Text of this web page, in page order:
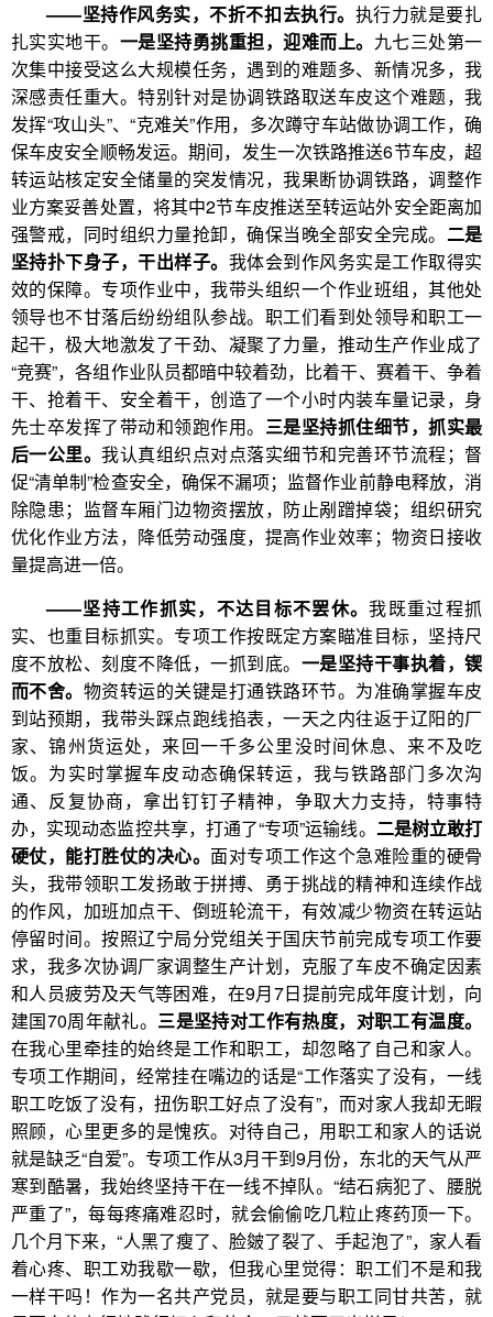
——坚持作风务实，不折不扣去执行。 执行力就是要扎
扎实实地干。 一是坚持勇挑重担，迎难而上。 九七三处第一
次集中接受这么大规模任务，遇到的难题多、新情况多，我
深感责任重大。特别针对是协调铁路取送车皮这个难题，我
发挥“攻山头”、“克难关”作用，多次蹲守车站做协调工作，确
保车皮安全顺畅发运。期间，发生一次铁路推送6节车皮，超
转运站核定安全储量的突发情况，我果断协调铁路，调整作
业方案妥善处置，将其中2节车皮推送至转运站外安全距离加
强警戒，同时组织力量抢卸，确保当晚全部安全完成。 二是
坚持扑下身子，干出样子。 我体会到作风务实是工作取得实
效的保障。专项作业中，我带头组织一个作业班组，其他处
领导也不甘落后纷纷组队参战。职工们看到处领导和职工一
起干，极大地激发了干劲、凝聚了力量，推动生产作业成了
“竞赛”，各组作业队员都暗中较着劲，比着干、赛着干、争着
干、抢着干、安全着干，创造了一个小时内装车量记录，身
先士卒发挥了带动和领跑作用。 三是坚持抓住细节，抓实最
后一公里。我认真组织点对点落实细节和完善环节流程；督
促“清单制”检查安全，确保不漏项；监督作业前静电释放，消
除隐患；监督车厢门边物资摆放，防止剐蹭掉袋；组织研究
优化作业方法，降低劳动强度，提高作业效率；物资日接收
量提高进一倍。
——坚持工作抓实，不达目标不罢休。我既重过程抓
实、也重目标抓实。专项工作按既定方案瞄准目标，坚持尺
度不放松、刻度不降低，一抓到底。 一是坚持干事执着，锲
而不舍。 物资转运的关键是打通铁路环节。为准确掌握车皮
到站预期，我带头踩点跑线掐表，一天之内往返于辽阳的厂
家、锦州货运处，来回一千多公里没时间休息、来不及吃
饭。为实时掌握车皮动态确保转运，我与铁路部门多次沟
通、反复协商，拿出钉钉子精神，争取大力支持，特事特
办，实现动态监控共享，打通了“专项”运输线。 二是树立敢打
硬仗，能打胜仗的决心。 面对专项工作这个急难险重的硬骨
头，我带领职工发扬敢于拼搏、勇于挑战的精神和连续作战
的作风，加班加点干、倒班轮流干，有效减少物资在转运站
停留时间。按照辽宁局分党组关于国庆节前完成专项工作要
求，我多次协调厂家调整生产计划，克服了车皮不确定因素
和人员疲劳及天气等困难，在9月7日提前完成年度计划，向
建国70周年献礼。 三是坚持对工作有热度，对职工有温度。
在我心里牵挂的始终是工作和职工，却忽略了自己和家人。
专项工作期间，经常挂在嘴边的话是“工作落实了没有，一线
职工吃饭了没有，扭伤职工好点了没有”，而对家人我却无暇
照顾，心里更多的是愧疚。对待自己，用职工和家人的话说
就是缺乏“自爱”。专项工作从3月干到9月份，东北的天气从严
寒到酷暑，我始终坚持干在一线不掉队。“结石病犯了、腰脱
严重了”，每每疼痛难忍时，就会偷偷吃几粒止疼药顶一下。
几个月下来，“人黑了瘦了、脸皴了裂了、手起泡了”，家人看
着心疼、职工劝我歇一歇，但我心里觉得：职工们不是和我
一样干吗！作为一名共产党员，就是要与职工同甘共苦，就